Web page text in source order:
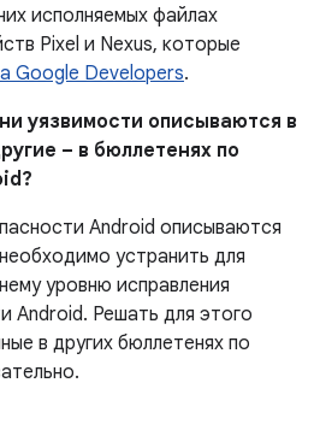
исполняемых файлах
Pixel и Nexus, которые
Google Developers.
уязвимости описываются в
– в бюллетенях по
Android описываются
устранить для
уровню исправления
Android. Решать для этого
в других бюллетенях по